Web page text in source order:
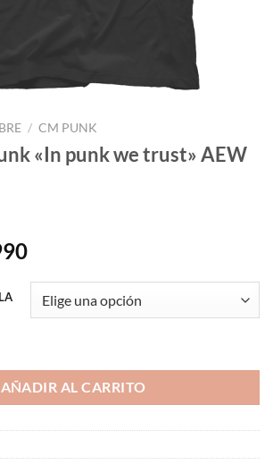
/ CM PUNK
«In punk we trust» AEW
AÑADIR AL CARRITO